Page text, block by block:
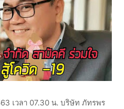
เวลา 07.30 น. บริษัท ภัทรพร